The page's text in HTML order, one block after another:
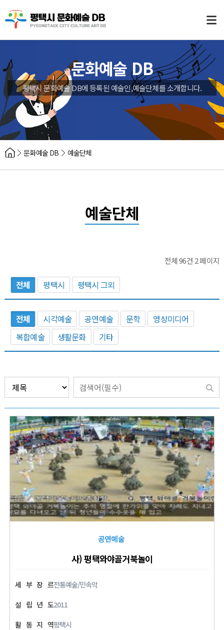
문화예술 DB
평택시 문화예술 DB에 등록된 예술인,예술단체를 소개합니다.
문화예술 DB 예술단체
예술단체
전체 96건 2 페이지
전체 평택시 평택시 그외
전체 시각예술 공연예술 문학
영상미디어
복합예술
생활문화 기타
공연예술
사) 평택와야골거북놀이
세 부 장 르전통예술/민속악
설 립 년 도2011
활 동 지 역평택시